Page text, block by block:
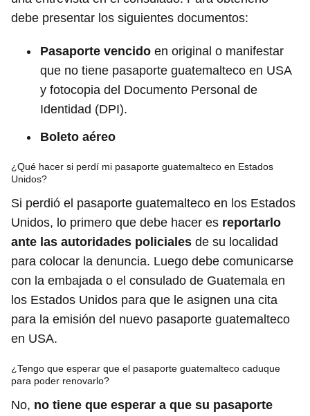
debe presentar los siguientes documentos:
Pasaporte vencido en original o manifestar
que no tiene pasaporte guatemalteco en USA
y fotocopia del Documento Personal de
Identidad (DPI).
Boleto aéreo
¿Qué hacer si perdí mi pasaporte guatemalteco en Estados
Unidos?
Si perdió el pasaporte guatemalteco en los Estados
Unidos, lo primero que debe hacer es reportarlo
ante las autoridades policiales de su localidad
para colocar la denuncia. Luego debe comunicarse
con la embajada o el consulado de Guatemala en
los Estados Unidos para que le asignen una cita
para la emisión del nuevo pasaporte guatemalteco
en USA.
¿Tengo que esperar que el pasaporte guatemalteco caduque
para poder renovarlo?
No, no tiene que esperar a que su pasaporte